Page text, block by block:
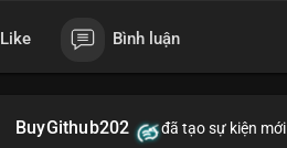
Like Bình luận
BuyGithub202 đã tạo sự kiện mới